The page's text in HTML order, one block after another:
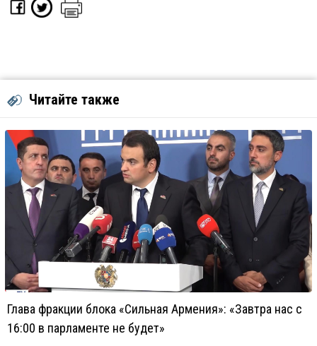
Читайте также
Глава фракции блока «Сильная Армения»: «Завтра нас с
16:00 в парламенте не будет»